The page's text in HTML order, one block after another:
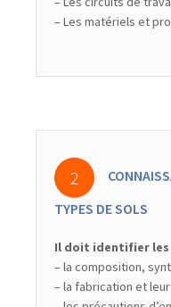
– Les matériels et
TYPES DE SOLS
Il doit identifier
– la composition,
– la fabrication et